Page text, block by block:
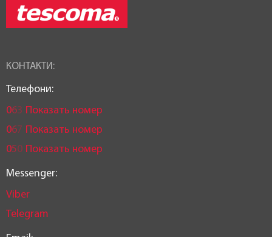
КОНТАКТИ:
Телефони:
063 Показать номер
067 Показать номер
050 Показать номер
Messenger:
Viber
Telegram